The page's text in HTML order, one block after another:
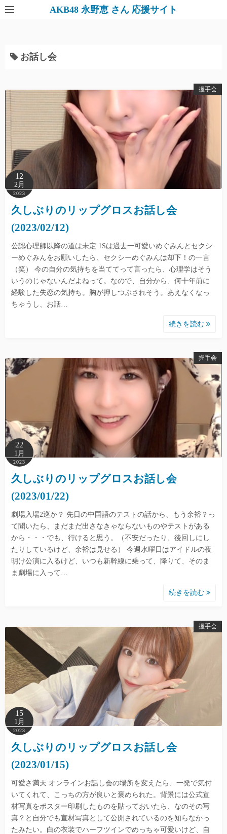
AKB48 永野恵 さん 応援サイト
お話し会
握手会
12
2月
2023
久しぶりのリップグロスお話し会
(2023/02/12)
公認心理師以降の道は未定 1Sは過去一可愛いめぐみんとセクシ
ーめぐみんをお願いしたら、セクシーめぐみんは却下！の一言
（笑） 今の自分の気持ちを当ててって言ったら、心理学はそう
いうのじゃないんだよねって。なので、自分から、何十年前に
経験した失恋の気持ち。胸が押しつぶされそう。あえなくなっ
ちゃうし、お話…
続きを読む
握手会
22
1月
2023
久しぶりのリップグロスお話し会
(2023/01/22)
劇場入場2巡か？ 先日の中国語のテストの話から、もう余裕？っ
て聞いたら、まだまだ出さなきゃならないものやテストがある
から・・・でも、行けると思う。（不安だったり、後回しにし
たりしているけど、余裕は見せる） 今週水曜日はアイドルの夜
明け公演に入るけど、いつも新幹線に乗って、降りて、そのま
ま劇場に入って…
続きを読む
握手会
15
1月
2023
久しぶりのリップグロスお話し会
(2023/01/15)
可愛さ満天 オンラインお話し会の場所を変えたら、一発で気付
いてくれて、こっちの方が良いと褒められた。背景には公式宣
材写真をポスター印刷したものを貼っておいたら、なのその写
真？と自分でも宣材写真として公開されているのを知らなかっ
たみたい。白の衣装でハーフツインでめっちゃ可愛いけど、自